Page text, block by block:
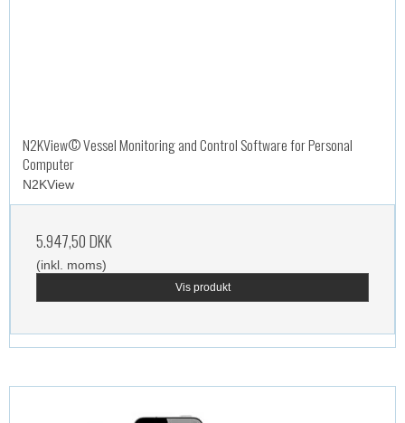
N2KView© Vessel Monitoring and Control Software for Personal
Computer
N2KView
5.947,50 DKK
(inkl. moms)
Vis produkt